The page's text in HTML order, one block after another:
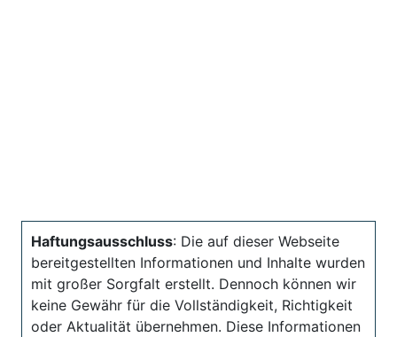
Haftungsausschluss: Die auf dieser Webseite
bereitgestellten Informationen und Inhalte wurden
mit großer Sorgfalt erstellt. Dennoch können wir
keine Gewähr für die Vollständigkeit, Richtigkeit
oder Aktualität übernehmen. Diese Informationen